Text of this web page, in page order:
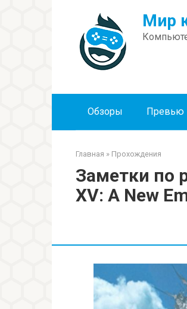
Мир
Обзоры Превью
Главная » Прохождения
Заметки по
XV: A New